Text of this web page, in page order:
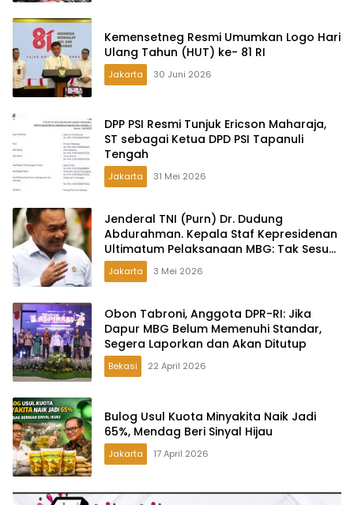
Kemensetneg Resmi Umumkan Logo Hari
Ulang Tahun (HUT) ke- 81 RI
Jakarta 30 Juni 2026
DPP PSI Resmi Tunjuk Ericson Maharaja,
ST sebagai Ketua DPD PSI Tapanuli
Tengah
Jakarta 31 Mei 2026
Jenderal TNI (Purn) Dr. Dudung
Abdurahman. Kepala Staf Kepresidenan
Ultimatum Pelaksanaan MBG: Tak Sesuai
Aturan di Lapangan, Akan Dibabat
Jakarta 3 Mei 2026
Obon Tabroni, Anggota DPR-RI: Jika
Dapur MBG Belum Memenuhi Standar,
Segera Laporkan dan Akan Ditutup
Bekasi 22 April 2026
Bulog Usul Kuota Minyakita Naik Jadi
65%, Mendag Beri Sinyal Hijau
Jakarta 17 April 2026